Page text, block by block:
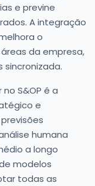
e previne
A integração
o
da empresa,
S&OP é a
e
humana
a longo
modelos
todas as